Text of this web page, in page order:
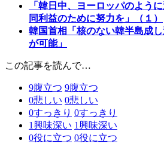
「韓日中、ヨーロッパのよう
同利益のために努力を」（１）
韓国首相「核のない韓半島成
が可能」
この記事を読んで…
9腹立つ 9腹立つ
0悲しい 0悲しい
0すっきり 0すっきり
1興味深い 1興味深い
0役に立つ 0役に立つ